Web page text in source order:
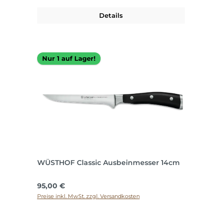
Details
Nur 1 auf Lager!
WÜSTHOF Classic Ausbeinmesser 14cm
Regulärer Preis:
95,00 €
Preise inkl. MwSt. zzgl. Versandkosten